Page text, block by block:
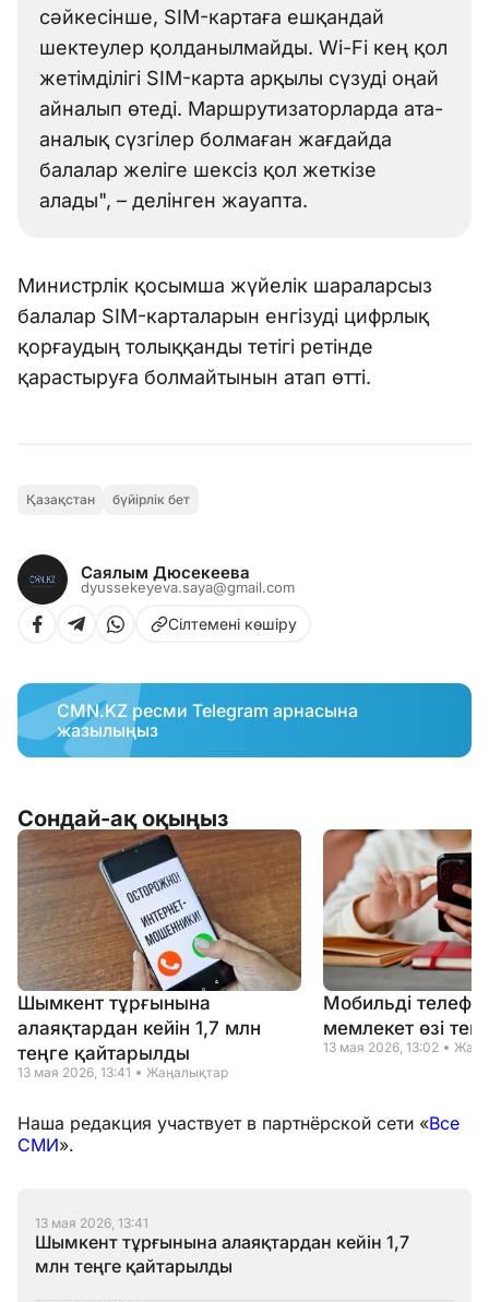
сәйкесінше, SIM-картаға ешқандай
шектеулер қолданылмайды. Wi-Fi кең қол
жетімділігі SIM-карта арқылы сүзуді оңай
айналып өтеді. Маршрутизаторларда ата-
аналық сүзгілер болмаған жағдайда
балалар желіге шексіз қол жеткізе
алады", – делінген жауапта.
Министрлік қосымша жүйелік шараларсыз
балалар SIM-карталарын енгізуді цифрлық
қорғаудың толыққанды тетігі ретінде
қарастыруға болмайтынын атап өтті.
Қазақстан бүйірлік бет
Саялым Дюсекеева
dyussekeyeva.saya@gmail.com
Сілтемені көшіру
CMN.KZ ресми Telegram арнасына
жазылыңыз
Сондай-ақ оқыңыз
Шымкент тұрғынына
алаяқтардан кейін 1,7 млн
теңге қайтарылды
13 мая 2026, 13:41 Жаңалықтар
Мобильді
мемлекет өзі
13 мая 2026, 13:02
Наша редакция участвует в партнёрской сети «Все
СМИ».
13 мая 2026, 13:41
Шымкент тұрғынына алаяқтардан кейін 1,7
млн теңге қайтарылды